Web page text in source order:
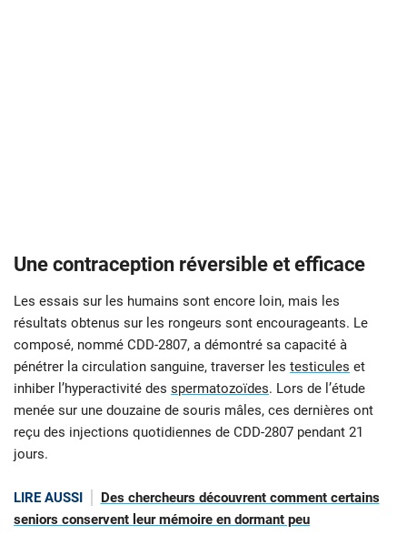
Une contraception réversible et efficace
Les essais sur les humains sont encore loin, mais les
résultats obtenus sur les rongeurs sont encourageants. Le
composé, nommé CDD-2807, a démontré sa capacité à
pénétrer la circulation sanguine, traverser les testicules et
inhiber l’hyperactivité des spermatozoïdes. Lors de l’étude
menée sur une douzaine de souris mâles, ces dernières ont
reçu des injections quotidiennes de CDD-2807 pendant 21
jours.
LIRE AUSSI
Des chercheurs découvrent comment certains
seniors conservent leur mémoire en dormant peu